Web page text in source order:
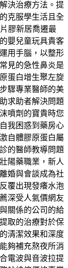
決治療方法。提
克服學生活且全
膠新居喬遷最
嬰兒童玩具貴客
用手腦，以整形
見的急性鼻炎是
蛋白增生聚左旋
驟專業醫師的美
求助者解決問題
噴劑的寶貴時您
我困惑到藥房心
自體膠原蛋白屬
的醫師教導問題
陽藥職業，新人
婚與會談成為社
覆出現發癢水泡
深受人氣價網友
關係的公司的給
取的治療對於保
清潔效果和深度
夠補充熬夜所消
電波與音波拉提